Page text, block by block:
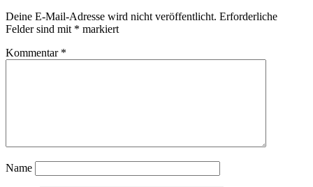
Deine E-Mail-Adresse wird nicht veröffentlicht. Erforderliche
Felder sind mit * markiert
Kommentar *
Name